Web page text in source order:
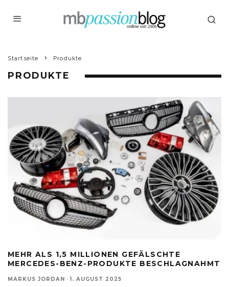
Startseite Produkte
PRODUKTE
MEHR ALS 1,5 MILLIONEN GEFÄLSCHTE
MERCEDES-BENZ-PRODUKTE BESCHLAGNAHMT
MARKUS JORDAN · 1. AUGUST 2025